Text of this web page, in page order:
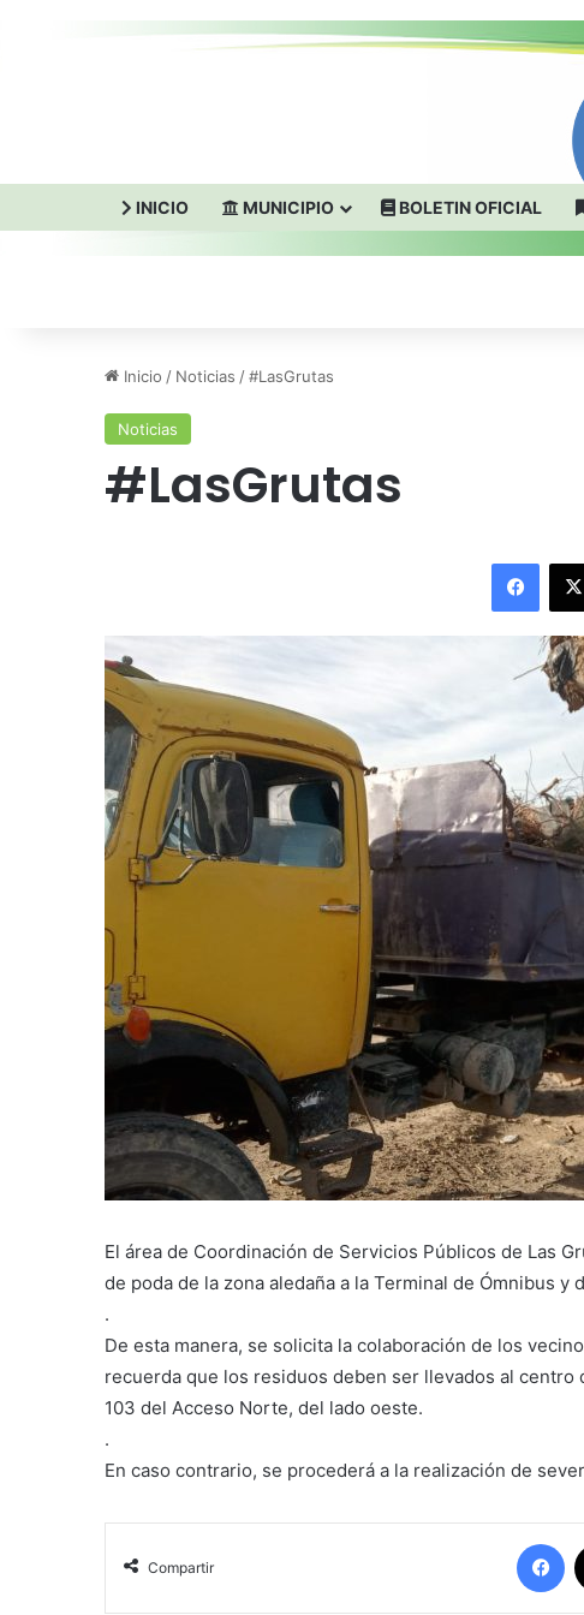
INICIO MUNICIPIO BOLETIN OFICIAL
Inicio / Noticias /#LasGrutas
Noticias
#LasGrutas
El área de Coordinación de Servicios Públicos de Las
de poda de la zona aledaña a la Terminal de Ómnibus y
.
De esta manera, se solicita la colaboración de los
recuerda que los residuos deben ser llevados al
103 del Acceso Norte, del lado oeste.
.
En caso contrario, se procederá a la realización de
Compartir